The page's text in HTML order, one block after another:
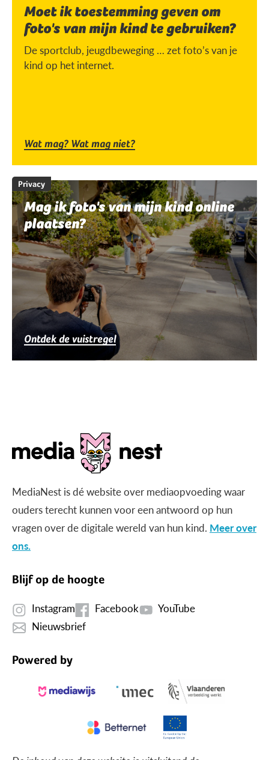
Moet ik toestemming geven om
foto's van mijn kind te gebruiken?
De sportclub, jeugdbeweging … zet foto’s van je
kind op het internet.
Wat mag? Wat mag niet?
Privacy
Mag ik foto's van mijn kind online
plaatsen?
Ontdek de vuistregel
MediaNest is dé website over mediaopvoeding waar
ouders terecht kunnen voor een antwoord op hun
vragen over de digitale wereld van hun kind. Meer over
ons.
Blijf op de hoogte
Instagram Facebook
YouTube
Nieuwsbrief
Powered by